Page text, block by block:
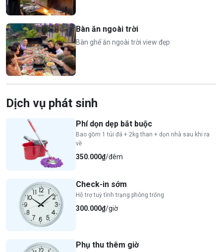
Bàn ăn ngoài trời
Bàn ghế ăn ngoài trời view đẹp
Dịch vụ phát sinh
Phí dọn dẹp bắt buộc
Bao gồm 1 túi đá + 2kg than + dọn nhà sau khi ra
về
350.000₫/đêm
Check-in sớm
Hỗ trợ tuỳ tình trạng phòng trống
300.000₫/giờ
Phụ thu thêm giờ